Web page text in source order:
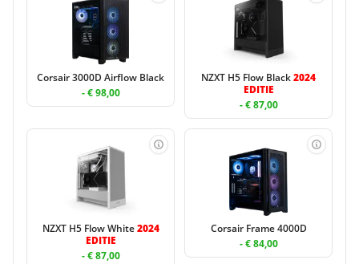
Corsair 3000D Airflow Black
- € 98,00
NZXT H5 Flow Black2024
EDITIE
- € 87,00
NZXT H5 Flow White2024
EDITIE
- € 87,00
Corsair Frame 4000D
- € 84,00